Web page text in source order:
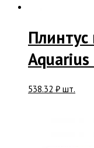
Плинтус
538.32 ₽ шт.